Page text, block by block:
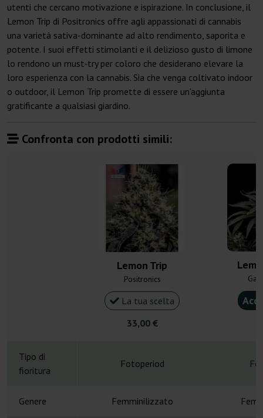
utenti che cercano motivazione e ispirazione. In conclusione, il
Lemon Trip di Positronics offre agli appassionati di cannabis
una varietà sativa-dominante ad alto rendimento, saporita e
potente. I suoi effetti stimolanti e il delizioso gusto di limone
lo rendono un must-try per coloro che desiderano elevare la
loro esperienza con la cannabis. Sia che venga coltivato indoor
o outdoor, il Lemon Trip promette di essere un'aggiunta
gratificante a qualsiasi giardino.
Confronta con prodotti simili:
Lemon Trip
Positronics
La tua scelta
33,00 €
Tipo di
fioritura
Fotoperiod
Genere Femminilizzato